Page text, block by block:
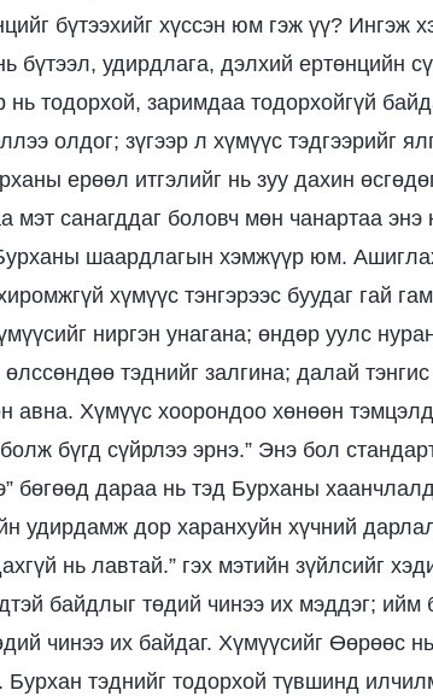
бүтээхийг хүссэн юм гэж үү? Ингэж
бүтээл, удирдлага, дэлхий ертөнцийн
нь тодорхой, заримдаа тодорхойгүй
олдог; зүгээр л хүмүүс тэдгээрийг
ерөөл итгэлийг нь зуу дахин
мэт санагддаг боловч мөн чанартаа
шаардлагын хэмжүүр юм.
хүмүүс тэнгэрээс буудаг гай
ниргэн унагана; өндөр уулс
өлссөндөө тэднийг залгина; далай
авна. Хүмүүс хоорондоо хөнөөн
бүгд сүйрлээ эрнэ.” Энэ бол
бөгөөд дараа нь тэд Бурханы
удирдамж дор харанхуйн хүчний
нь лавтай.” гэх мэтийн зүйлсийг
байдлыг төдий чинээ их мэддэг;
чинээ их байдаг. Хүмүүсийг Өөрөөс
Бурхан тэднийг тодорхой түвшинд